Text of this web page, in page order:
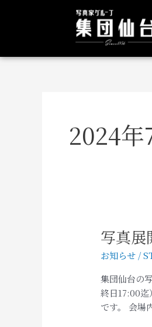
キ
2024年
写真展
お知らせ /
集団仙台の
終日17:00迄
です。 会場
写
真
展
開
催
中！